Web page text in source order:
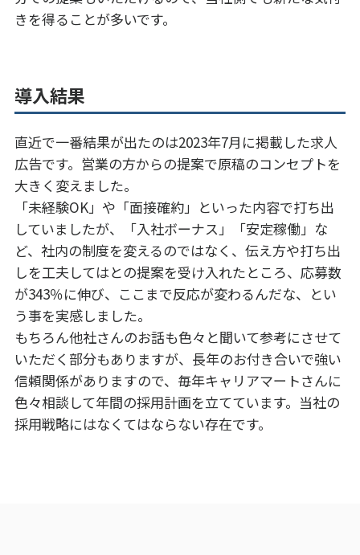
きを得ることが多いです。
導入結果
直近で一番結果が出たのは2023年7月に掲載した求人
広告です。営業の方からの提案で原稿のコンセプトを
大きく変えました。
「未経験OK」や「面接確約」といった内容で打ち出
していましたが、「入社ボーナス」「安定稼働」な
ど、社内の制度を変えるのではなく、伝え方や打ち出
しを工夫してはとの提案を受け入れたところ、応募数
が343％に伸び、ここまで反応が変わるんだな、とい
う事を実感しました。
もちろん他社さんのお話も色々と聞いて参考にさせて
いただく部分もありますが、長年のお付き合いで強い
信頼関係がありますので、毎年キャリアマートさんに
色々相談して年間の採用計画を立てています。当社の
採用戦略にはなくてはならない存在です。